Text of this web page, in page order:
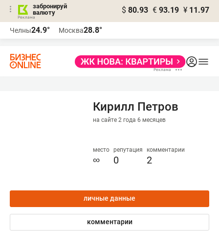
забронируй
валюту
$ 80.93 € 93.19 ¥ 11.97
Челны24.9° Москва28.8°
Кирилл Петров
на сайте 2 года 6 месяцев
место
∞
репутация
0
комментарии
2
личные данные
комментарии